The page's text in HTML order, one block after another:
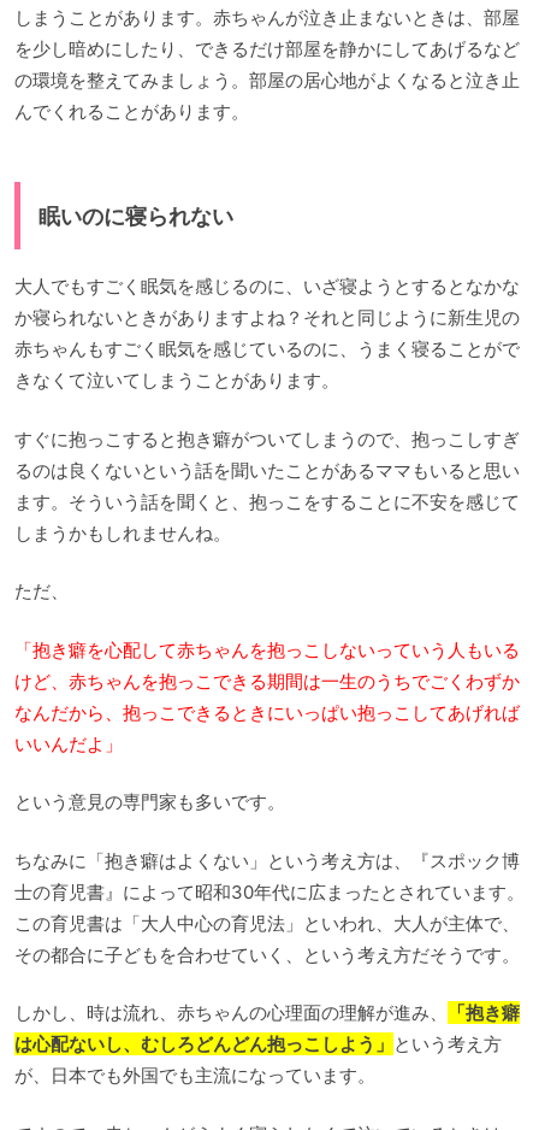
しまうことがあります。赤ちゃんが泣き止まないときは、部屋
を少し暗めにしたり、できるだけ部屋を静かにしてあげるなど
の環境を整えてみましょう。部屋の居心地がよくなると泣き止
んでくれることがあります。
眠いのに寝られない
大人でもすごく眠気を感じるのに、いざ寝ようとするとなかな
か寝られないときがありますよね？それと同じように新生児の
赤ちゃんもすごく眠気を感じているのに、うまく寝ることがで
きなくて泣いてしまうことがあります。
すぐに抱っこすると抱き癖がついてしまうので、抱っこしすぎ
るのは良くないという話を聞いたことがあるママもいると思い
ます。そういう話を聞くと、抱っこをすることに不安を感じて
しまうかもしれませんね。
ただ、
「抱き癖を心配して赤ちゃんを抱っこしないっていう人もいる
けど、赤ちゃんを抱っこできる期間は一生のうちでごくわずか
なんだから、抱っこできるときにいっぱい抱っこしてあげれば
いいんだよ」
という意見の専門家も多いです。
ちなみに「抱き癖はよくない」という考え方は、『スポック博
士の育児書』によって昭和30年代に広まったとされています。
この育児書は「大人中心の育児法」といわれ、大人が主体で、
その都合に子どもを合わせていく、という考え方だそうです。
しかし、時は流れ、赤ちゃんの心理面の理解が進み、
「抱き癖
は心配ないし、むしろどんどん抱っこしよう」 という考え方
が、日本でも外国でも主流になっています。